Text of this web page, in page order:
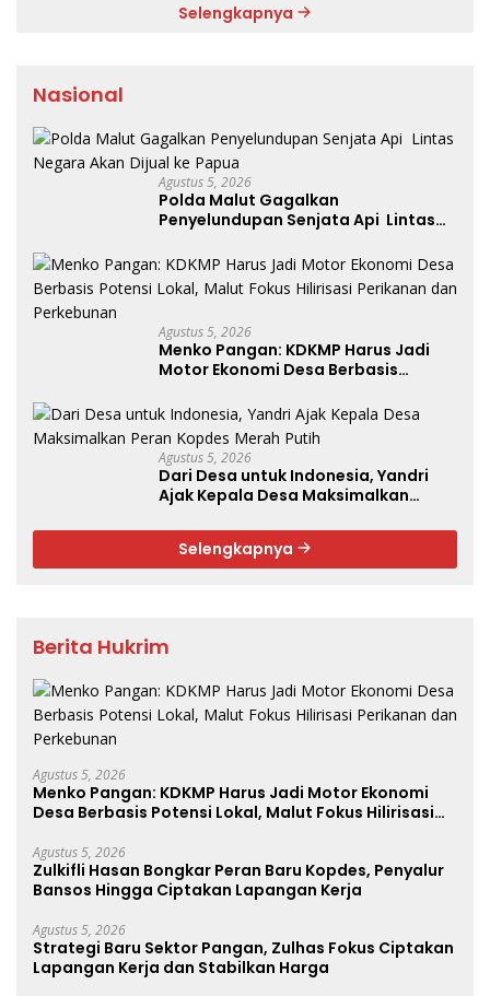
Selengkapnya
Nasional
Agustus 5, 2026
Polda Malut Gagalkan
Penyelundupan Senjata Api Lintas
Agustus 5, 2026
Menko Pangan: KDKMP Harus Jadi
Motor Ekonomi Desa Berbasis
Perikanan dan Perkebunan
Agustus 5, 2026
Dari Desa untuk Indonesia, Yandri
Ajak Kepala Desa Maksimalkan
Selengkapnya
Berita Hukrim
Agustus 5, 2026
Menko Pangan: KDKMP Harus Jadi Motor Ekonomi
Desa Berbasis Potensi Lokal, Malut Fokus Hilirisasi
Agustus 5, 2026
Zulkifli Hasan Bongkar Peran Baru Kopdes, Penyalur
Bansos Hingga Ciptakan Lapangan Kerja
Agustus 5, 2026
Strategi Baru Sektor Pangan, Zulhas Fokus Ciptakan
Lapangan Kerja dan Stabilkan Harga